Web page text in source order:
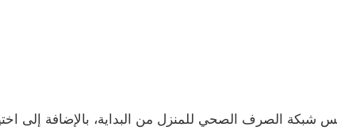
شبكة الصرف الصحي للمنزل من البداية، بالإضافة إلى